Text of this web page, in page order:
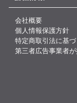
会社概要
個人情報保護方針
特定商取引法に基
第三者広告事業者